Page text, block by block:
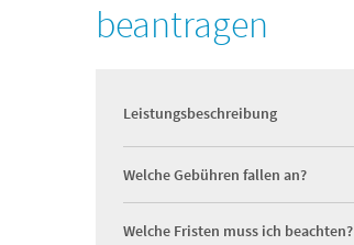
beantragen
Leistungsbeschreibung
Welche Gebühren fallen an?
Welche Fristen muss ich beachten?